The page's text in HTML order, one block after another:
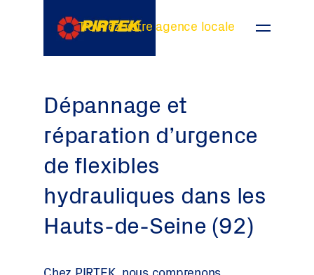
Trouvez votre agence locale
Dépannage et
réparation d’urgence
de flexibles
hydrauliques dans les
Hauts-de-Seine (92)